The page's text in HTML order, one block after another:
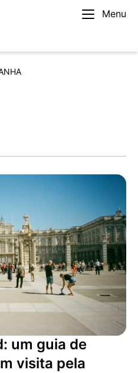
Menu
um guia de
visita pela